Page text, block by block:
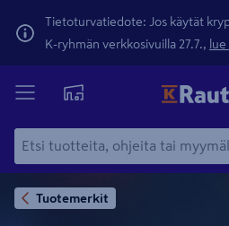
Tietoturvatiedote: Jos käytät
K-ryhmän verkkosivuilla 27.7.,
Tuotemerkit